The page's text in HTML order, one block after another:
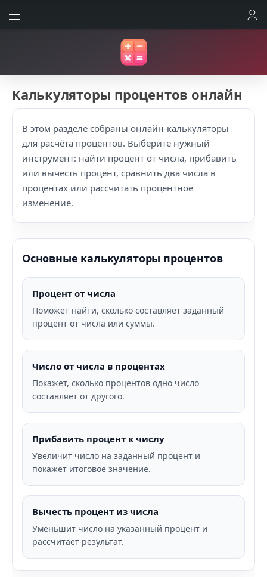
Калькуляторы процентов онлайн
В этом разделе собраны онлайн-калькуляторы
для расчёта процентов. Выберите нужный
инструмент: найти процент от числа, прибавить
или вычесть процент, сравнить два числа в
процентах или рассчитать процентное
изменение.
Основные калькуляторы процентов
Процент от числа
Поможет найти, сколько составляет заданный
процент от числа или суммы.
Число от числа в процентах
Покажет, сколько процентов одно число
составляет от другого.
Прибавить процент к числу
Увеличит число на заданный процент и
покажет итоговое значение.
Вычесть процент из числа
Уменьшит число на указанный процент и
рассчитает результат.